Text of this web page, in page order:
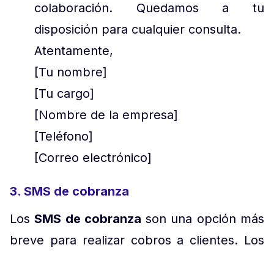
colaboración. Quedamos a tu
disposición para cualquier consulta.
Atentamente,
[Tu nombre]
[Tu cargo]
[Nombre de la empresa]
[Teléfono]
[Correo electrónico]
3. SMS de cobranza
LosSMS de cobranza son una opción más
breve para realizar cobros a clientes. Los